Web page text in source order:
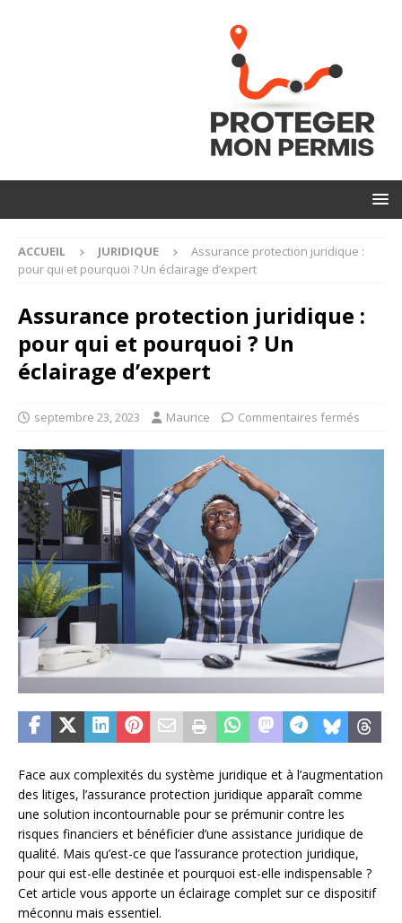
ACCUEIL JURIDIQUE
Assurance protection juridique :
pour qui et pourquoi ? Un éclairage d’expert
Assurance protection juridique :
pour qui et pourquoi ? Un
éclairage d’expert
septembre 23, 2023 Maurice Commentaires fermés
Face aux complexités du système juridique et à l’augmentation
des litiges, l’assurance protection juridique apparaît comme
une solution incontournable pour se prémunir contre les
risques financiers et bénéficier d’une assistance juridique de
qualité. Mais qu’est-ce que l’assurance protection juridique,
pour qui est-elle destinée et pourquoi est-elle indispensable ?
Cet article vous apporte un éclairage complet sur ce dispositif
méconnu mais essentiel.